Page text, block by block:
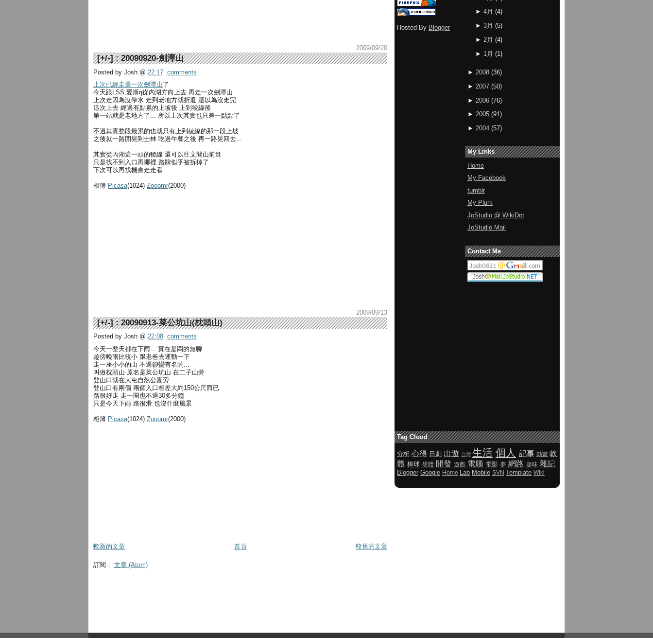
2009/09/20
[+/-] :20090920-劍潭山
Posted by Josh @ 22:17 comments
上次已經走過一次劍潭山了
今天跟LSS,愛斯q從內湖方向上去 再走一次劍潭山
上次走因為沒帶水 走到老地方就折返 還以為沒走完
這次上去 經過有點累的上坡後 上到稜線後
第一站就是老地方了... 所以上次其實也只差一點點了
不過其實整段最累的也就只有上到稜線的那一段上坡
之後就一路閒晃到士林 吃過午餐之後 再一路晃回去...
其實從內湖這一頭的稜線 還可以往文間山前進
只是找不到入口再哪裡 路牌似乎被拆掉了
下次可以再找機會走走看
相簿 Picasa(1024) Zooomr(2000)
2009/09/13
[+/-] :20090913-菜公坑山(枕頭山)
Posted by Josh @ 22:08 comments
今天一整天都在下雨... 實在是悶的無聊
趁傍晚雨比較小 跟老爸去運動一下
走一座小小的山 不過卻蠻有名的...
叫做枕頭山 原名是菜公坑山 在二子山旁
登山口就在大屯自然公園旁
登山口有兩個 兩個入口相差大約150公尺而已
路很好走 走一圈也不過30多分鐘
只是今天下雨 路很滑 也沒什麼風景
相簿 Picasa(1024) Zooomr(2000)
較新的文章 較舊的文章
首頁
訂閱： 文章 (Atom)
► 4月 (4)
► 3月 (5)
► 2月 (4)
► 1月 (1)
► 2008 (36)
► 2007 (50)
► 2006 (76)
► 2005 (91)
► 2004 (57)
My Links
Home
My Facebook
tumblr
My Plurk
JoStudio @ WikiDot
JoStudio Mail
Contact Me
Hosted By Blogger
Tag Cloud
分析 心得 日劇 出遊 台灣 生活 個人 記事 動畫 軟
體 棒球 硬體 開發 遊戲 電腦 電影 夢 網路 趣味 雜記
Blogger Google Home Lab Mobile SVN Template Wiki